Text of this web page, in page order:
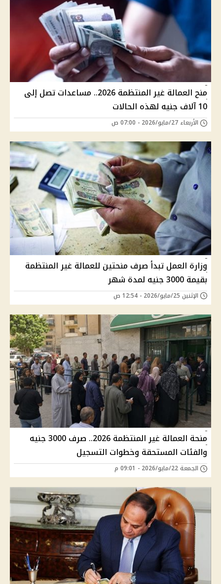
منح العمالة غير المنتظمة 2026.. مساعدات تصل إلى
10 آلاف جنيه لهذه الحالات
الأربعاء 27/مايو/2026 - 07:00 ص
وزارة العمل تبدأ صرف منحتين للعمالة غير المنتظمة
بقيمة 3000 جنيه لمدة شهر
الإثنين 25/مايو/2026 - 12:54 ص
منحة العمالة غير المنتظمة 2026.. صرف 3000 جنيه
والفئات المستحقة وخطوات التسجيل
الجمعة 22/مايو/2026 - 09:01 م